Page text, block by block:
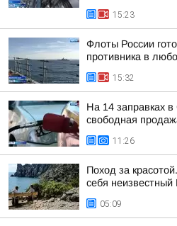
15:23
Флоты России
противника в
15:32
На 14 заправках
свободная
11:26
Поход за
себя
05:09